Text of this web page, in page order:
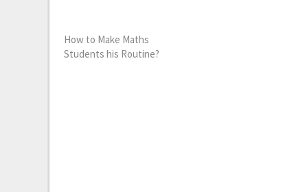
How to Make Maths
Students his Routine?